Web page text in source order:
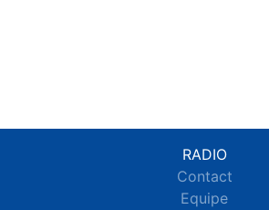
RADIO
Contact
Equipe